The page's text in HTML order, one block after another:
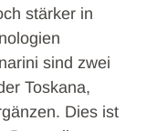
stärker in
sind zwei
Toskana,
Dies ist